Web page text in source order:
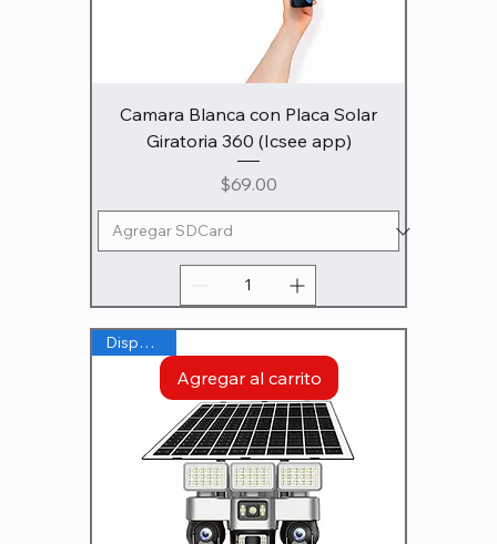
Camara Blanca con Placa Solar
Giratoria 360 (Icsee app)
Precio
$69.00
Agregar al carrito
Disponible